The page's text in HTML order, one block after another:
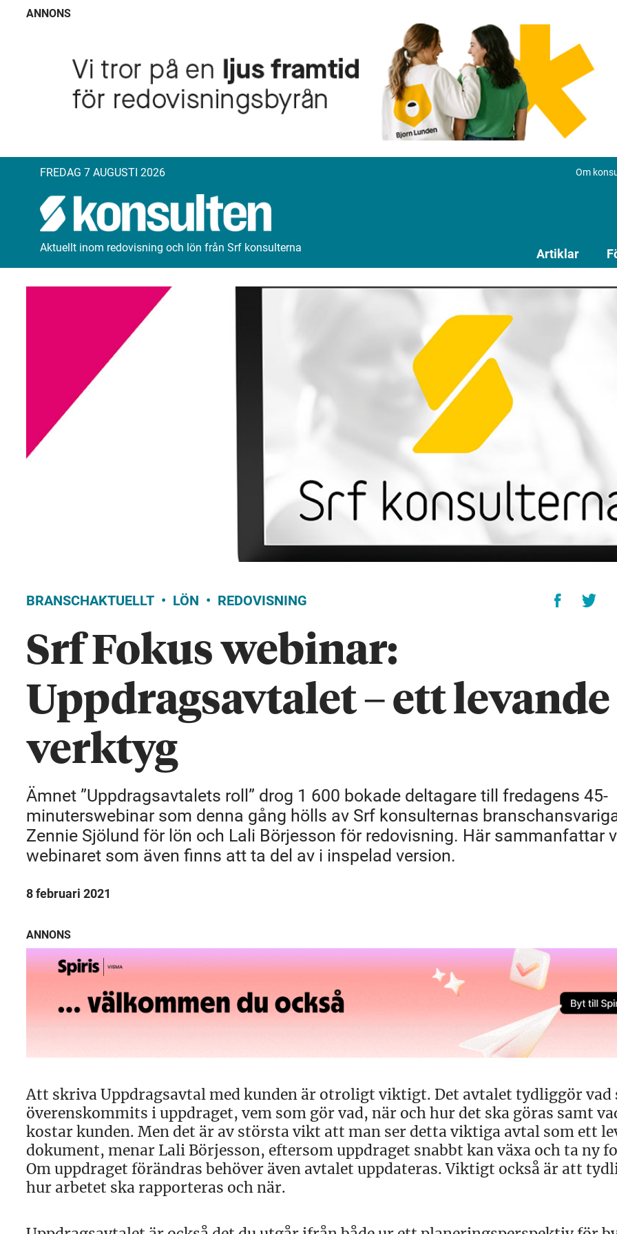
ANNONS
FREDAG 7 AUGUSTI 2026 Om
Aktuellt inom redovisning och lön från Srf konsulterna Artiklar
BRANSCHAKTUELLT LÖN REDOVISNING
Srf Fokus webinar:
Uppdragsavtalet – ett levande
verktyg
Ämnet ”Uppdragsavtalets roll” drog 1 600 bokade deltagare till fredagens 45-
minuterswebinar som denna gång hölls av Srf konsulternas
Zennie Sjölund för lön och Lali Börjesson för redovisning. Här sammanfattar
webinaret som även finns att ta del av i inspelad version.
8 februari 2021
ANNONS
Att skriva Uppdragsavtal med kunden är otroligt viktigt. Det avtalet tydliggör vad
överenskommits i uppdraget, vem som gör vad, när och hur det ska göras samt
kostar kunden. Men det är av största vikt att man ser detta viktiga avtal som ett
dokument, menar Lali Börjesson, eftersom uppdraget snabbt kan växa och ta ny
Om uppdraget förändras behöver även avtalet uppdateras. Viktigt också är att
hur arbetet ska rapporteras och när.